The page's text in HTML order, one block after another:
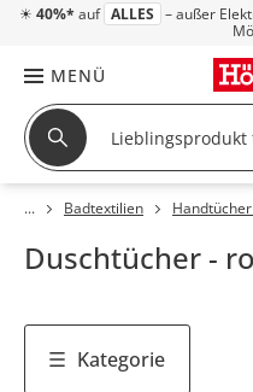
☀ 40%* auf ALLES – außer
MENÜ
Badtextilien
Duschtücher -
Kategorie